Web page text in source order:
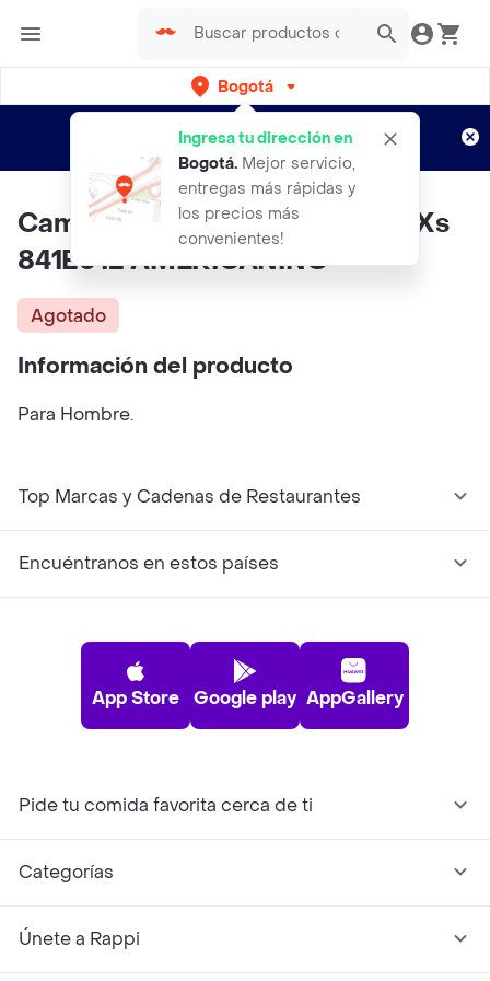
Bogotá
Ingresa tu dirección en
Bogotá. Mejor servicio,
entregas más rápidas y
los precios más
convenientes!
envíos gratis por semanas
Aplican TyC
Camiseta Hombre Blanco Talla Xs
841E012 AMERICANINO
Agotado
Información del producto
Para Hombre.
Top Marcas y Cadenas de Restaurantes
Encuéntranos en estos países
App Store Google play AppGallery
Pide tu comida favorita cerca de ti
Categorías
Únete a Rappi